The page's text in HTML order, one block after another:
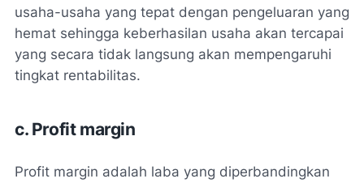
usaha-usaha yang tepat dengan pengeluaran yang
hemat sehingga keberhasilan usaha akan tercapai
yang secara tidak langsung akan mempengaruhi
tingkat rentabilitas.
c. Profit margin
Profit margin adalah laba yang diperbandingkan